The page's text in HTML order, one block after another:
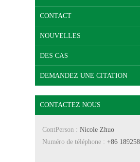
CONTACT
NOUVELLES
DES CAS
DEMANDEZ UNE CITATION
CONTACTEZ NOUS
ContPerson : Nicole Zhuo
Numéro de téléphone : +86